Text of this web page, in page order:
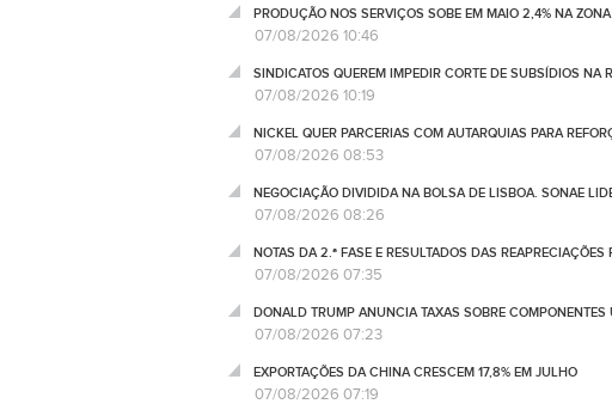
PRODUÇÃO NOS SERVIÇOS SOBE EM MAIO 2,4% NA
07/08/2026 10:46
SINDICATOS QUEREM IMPEDIR CORTE DE SUBSÍDIOS
07/08/2026 10:19
NICKEL QUER PARCERIAS COM AUTARQUIAS PARA
07/08/2026 08:53
NEGOCIAÇÃO DIVIDIDA NA BOLSA DE LISBOA. SONAE
07/08/2026 08:26
NOTAS DA 2.ª FASE E RESULTADOS DAS REAPRECIAÇÕES
07/08/2026 07:35
DONALD TRUMP ANUNCIA TAXAS SOBRE
07/08/2026 07:23
EXPORTAÇÕES DA CHINA CRESCEM 17,8% EM JULHO
07/08/2026 07:19